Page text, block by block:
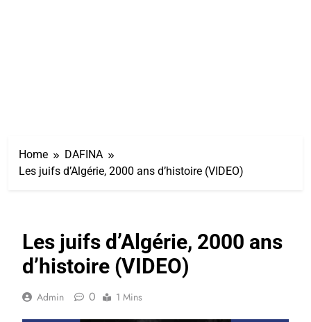
Home
DAFINA
Les juifs d’Algérie, 2000 ans d’histoire (VIDEO)
Les juifs d’Algérie, 2000 ans
d’histoire (VIDEO)
Admin 0 1 Mins